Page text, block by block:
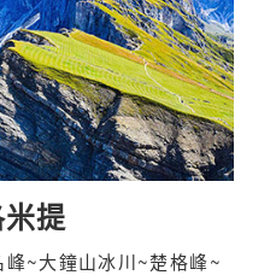
提
~大鐘山冰川~楚格峰~